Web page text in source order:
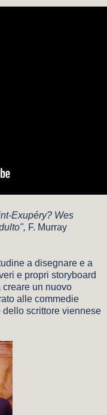
Exupéry? Wes
F. Murray
a disegnare e a
e propri storyboard
creare un nuovo
alle commedie
scrittore viennese